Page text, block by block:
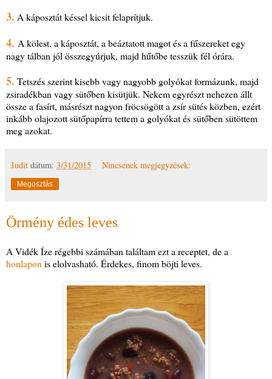
3. A káposztát késsel kicsit felaprítjuk.
4. A kölest, a káposztát, a beáztatott magot és a fűszereket egy
nagy tálban jól összegyúrjuk, majd hűtőbe tesszük fél órára.
5. Tetszés szerint kisebb vagy nagyobb golyókat formázunk, majd
zsiradékban vagy sütőben kisütjük. Nekem egyrészt nehezen állt
össze a fasírt, másrészt nagyon fröcsögött a zsír sütés közben, ezért
inkább olajozott sütőpapírra tettem a golyókat és sütőben sütöttem
meg azokat.
Judit dátum: 3/31/2015 Nincsenek megjegyzések:
Megosztás
Örmény édes leves
A Vidék Íze régebbi számában találtam ezt a receptet, de a
honlapon is elolvasható. Érdekes, finom böjti leves.